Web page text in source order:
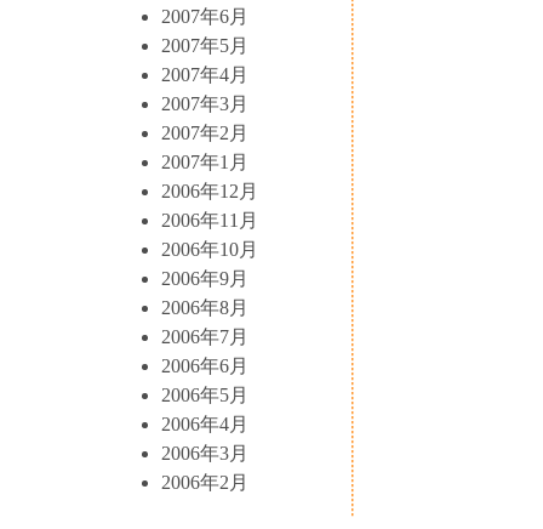
2007年6月
2007年5月
2007年4月
2007年3月
2007年2月
2007年1月
2006年12月
2006年11月
2006年10月
2006年9月
2006年8月
2006年7月
2006年6月
2006年5月
2006年4月
2006年3月
2006年2月